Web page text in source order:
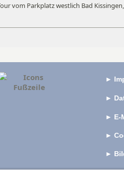
vom Parkplatz westlich Bad
►
►
► E-
►
►
►